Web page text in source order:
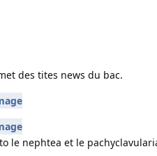
des tites news du bac.
le nephtea et le